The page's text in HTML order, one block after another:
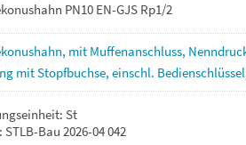
PN10 EN-GJS Rp1/2
mit Muffenanschluss,
mitStopfbuchse, einschl.
St
Bau 2026-04 042